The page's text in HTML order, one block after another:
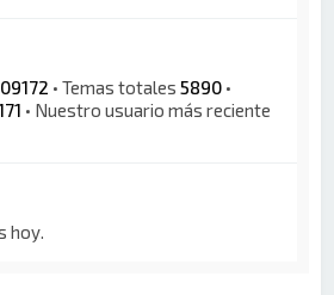
• Temas totales5890 •
• Nuestro usuario más reciente
hoy.